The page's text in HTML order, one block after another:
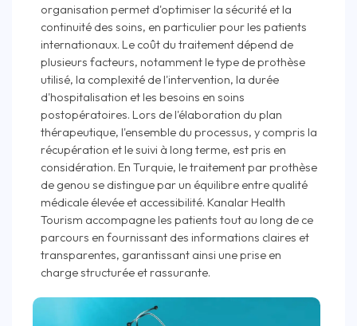
organisation permet d'optimiser la sécurité et la
continuité des soins, en particulier pour les patients
internationaux. Le coût du traitement dépend de
plusieurs facteurs, notamment le type de prothèse
utilisé, la complexité de l'intervention, la durée
d'hospitalisation et les besoins en soins
postopératoires. Lors de l'élaboration du plan
thérapeutique, l'ensemble du processus, y compris la
récupération et le suivi à long terme, est pris en
considération. En Turquie, le traitement par prothèse
de genou se distingue par un équilibre entre qualité
médicale élevée et accessibilité. Kanalar Health
Tourism accompagne les patients tout au long de ce
parcours en fournissant des informations claires et
transparentes, garantissant ainsi une prise en
charge structurée et rassurante.